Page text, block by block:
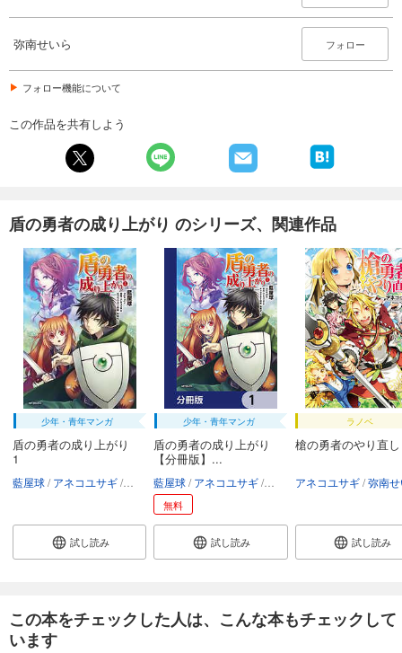
弥南せいら フォロー
フォロー機能について
この作品を共有しよう
盾の勇者の成り上がり のシリーズ、関連作品
少年・青年マンガ
盾の勇者の成り上がり
1
藍屋球 アネコユサギ 弥南せいら
試し読み
少年・青年マンガ
盾の勇者の成り上がり
【分冊版】...
藍屋球 アネコユサギ 弥南せいら
無料
試し読み
ラノベ
槍の勇者のやり直
アネコユサギ 弥南
試し読み
この本をチェックした人は、こんな本もチェックして
います